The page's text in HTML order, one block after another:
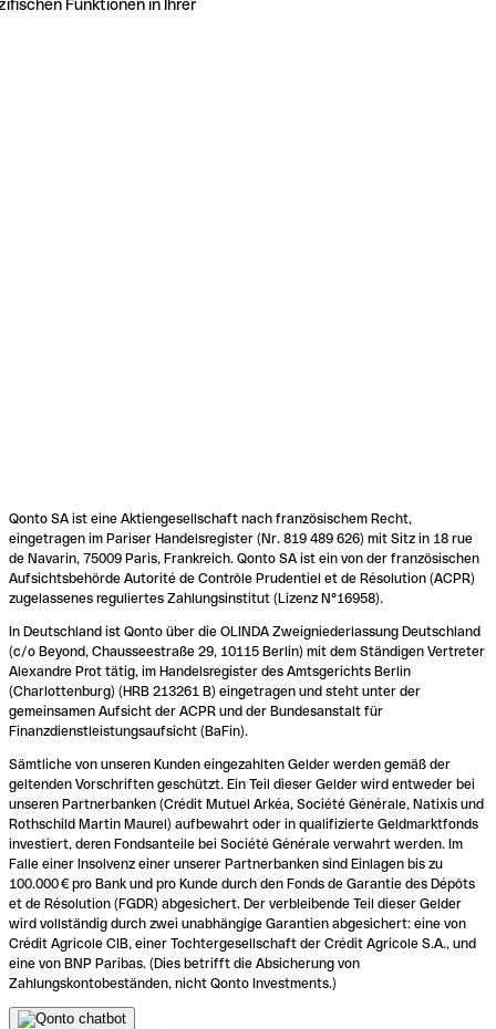
Funktionen in Ihrer
Qonto SA ist eine Aktiengesellschaft nach französischem Recht,
eingetragen im Pariser Handelsregister (Nr. 819 489 626) mit Sitz in 18 rue
de Navarin, 75009 Paris, Frankreich. Qonto SA ist ein von der französischen
Aufsichtsbehörde Autorité de Contrôle Prudentiel et de Résolution (ACPR)
zugelassenes reguliertes Zahlungsinstitut (Lizenz N°16958).
In Deutschland ist Qonto über die OLINDA Zweigniederlassung Deutschland
(c/o Beyond, Chausseestraße 29, 10115 Berlin) mit dem Ständigen Vertreter
Alexandre Prot tätig, im Handelsregister des Amtsgerichts Berlin
(Charlottenburg) (HRB 213261 B) eingetragen und steht unter der
gemeinsamen Aufsicht der ACPR und der Bundesanstalt für
Finanzdienstleistungsaufsicht (BaFin).
Sämtliche von unseren Kunden eingezahlten Gelder werden gemäß der
geltenden Vorschriften geschützt. Ein Teil dieser Gelder wird entweder bei
unseren Partnerbanken (Crédit Mutuel Arkéa, Société Générale, Natixis und
Rothschild Martin Maurel) aufbewahrt oder in qualifizierte Geldmarktfonds
investiert, deren Fondsanteile bei Société Générale verwahrt werden. Im
Falle einer Insolvenz einer unserer Partnerbanken sind Einlagen bis zu
100.000 € pro Bank und pro Kunde durch den Fonds de Garantie des Dépôts
et de Résolution (FGDR) abgesichert. Der verbleibende Teil dieser Gelder
wird vollständig durch zwei unabhängige Garantien abgesichert: eine von
Crédit Agricole CIB, einer Tochtergesellschaft der Crédit Agricole S.A., und
eine von BNP Paribas. (Dies betrifft die Absicherung von
Zahlungskontobeständen, nicht Qonto Investments.)